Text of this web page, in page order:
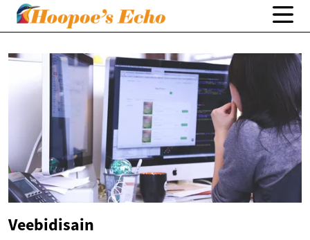
Veebidisain